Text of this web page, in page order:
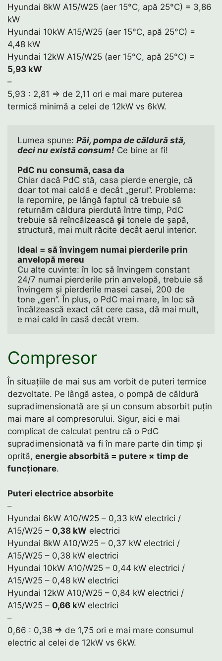
Hyundai 8kW A15/W25 (aer 15°C, apă 25°C) = 3,86
kW
Hyundai 10kW A15/W25 (aer 15°C, apă 25°C) =
4,48 kW
Hyundai 12kW A15/W25 (aer 15°C, apă 25°C) =
5,93 kW
–
5,93 : 2,81 ⇒ de 2,11 ori e mai mare puterea
termică minimă a celei de 12kW vs 6kW.
Lumea spune: Păi, pompa de căldură stă,
deci nu există consum! Ce bine ar fi!
PdC nu consumă, casa da
Chiar dacă PdC stă, casa pierde energie, că
doar tot mai caldă e decât „gerul”. Problema:
la repornire, pe lângă faptul că trebuie să
returnăm căldura pierdută între timp, PdC
trebuie să reîncălzească și tonele de șapă,
structură, mai mult răcite decât aerul interior.
Ideal = să învingem numai pierderile prin
anvelopă mereu
Cu alte cuvinte: în loc să învingem constant
24/7 numai pierderile prin anvelopă, trebuie să
învingem și pierderile masei casei, 200 de
tone „gen”. În plus, o PdC mai mare, în loc să
încălzească exact cât cere casa, dă mai mult,
e mai cald în casă decât vrem.
Compresor
În situațiile de mai sus am vorbit de puteri termice
dezvoltate. Pe lângă astea, o pompă de căldură
supradimensionată are și un consum absorbit puțin
mai mare al compresorului. Sigur, aici e mai
complicat de calculat pentru că o PdC
supradimensionată va fi în mare parte din timp și
oprită, energie absorbită = putere × timp de
funcționare.
Puteri electrice absorbite
–
Hyundai 6kW A10/W25 – 0,33 kW electrici /
A15/W25 – 0,38 kW electrici
Hyundai 8kW A10/W25 – 0,37 kW electrici /
A15/W25 – 0,38 kW electrici
Hyundai 10kW A10/W25 – 0,44 kW electrici /
A15/W25 – 0,48 kW electrici
Hyundai 12kW A10/W25 – 0,84 kW electrici /
A15/W25 – 0,66 kW electrici
–
0,66 : 0,38 ⇒ de 1,75 ori e mai mare consumul
electric al celei de 12kW vs 6kW.